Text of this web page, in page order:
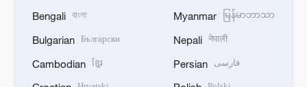
Bengali বাংলা
Bulgarian Български
Cambodian ខ្មែរ
Myanmar မြန်မာဘာသာ
Nepali नेपाली
Persian فارسی